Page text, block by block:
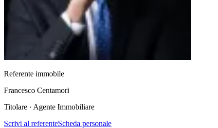
Referente immobile
Francesco Centamori
Titolare · Agente Immobiliare
Scrivi al referenteScheda personale